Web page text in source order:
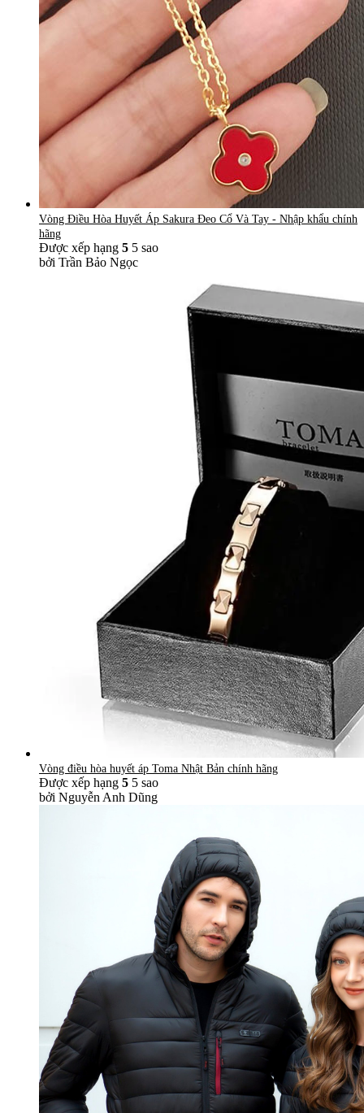
Vòng Điều Hòa Huyết Áp Sakura Đeo Cổ Và Tay - Nhập khẩu chính
hãng
Được xếp hạng 5 5 sao
bởi Trần Bảo Ngọc
Vòng điều hòa huyết áp Toma Nhật Bản chính hãng
Được xếp hạng 5 5 sao
bởi Nguyễn Anh Dũng